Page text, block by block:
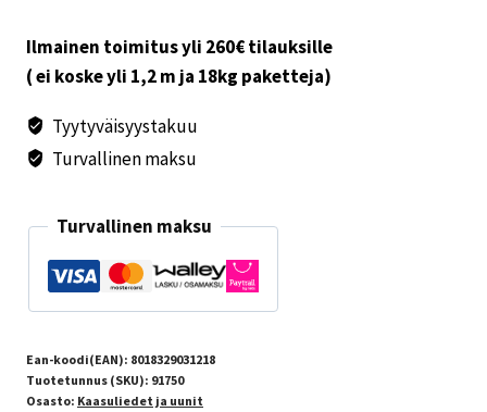
Ilmainen toimitus yli 260€ tilauksille
( ei koske yli 1,2 m ja 18kg paketteja)
Tyytyväisyystakuu
Turvallinen maksu
Turvallinen maksu
Ean-koodi(EAN): 8018329031218
Tuotetunnus (SKU): 91750
Osasto: Kaasuliedet ja uunit